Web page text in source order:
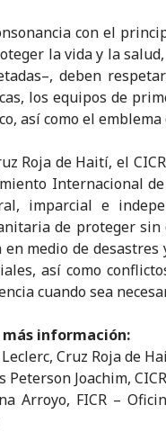
con el
la vida y la
deben
los equipos de
así como el emblema
Roja de Haití, el
Internacional
imparcial e
de proteger sin
en medio de
así como
cuando sea
más información:
Cruz Roja de
Peterson Joachim,
Arroyo, FICR –